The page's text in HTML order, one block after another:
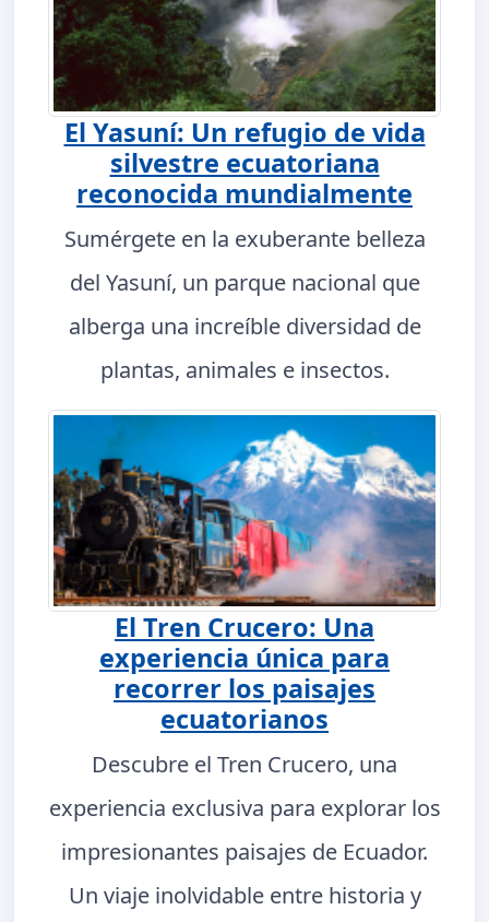
El Yasuní: Un refugio de vida
silvestre ecuatoriana
reconocida mundialmente
Sumérgete en la exuberante belleza
del Yasuní, un parque nacional que
alberga una increíble diversidad de
plantas, animales e insectos.
El Tren Crucero: Una
experiencia única para
recorrer los paisajes
ecuatorianos
Descubre el Tren Crucero, una
experiencia exclusiva para explorar los
impresionantes paisajes de Ecuador.
Un viaje inolvidable entre historia y